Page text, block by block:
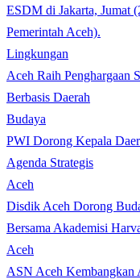
Lingkungan
Aceh Raih Penghargaan
Berbasis Daerah
Budaya
PWI Dorong Kepala
Agenda Strategis
Aceh
Disdik Aceh Dorong
Bersama Akademisi
Aceh
ASN Aceh Kembangkan